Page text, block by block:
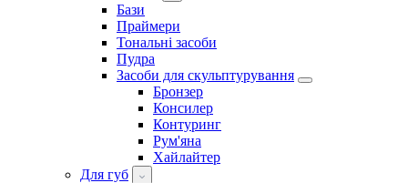
Бази
Праймери
Тональні засоби
Пудра
Засоби для скульптурування
Бронзер
Консилер
Контуринг
Рум'яна
Хайлайтер
Для губ